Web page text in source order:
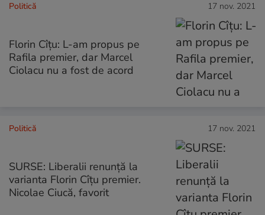
Politică 17 nov. 2021
Florin Cîțu: L-am propus pe
Rafila premier, dar Marcel
Ciolacu nu a fost de acord
Politică 17 nov. 2021
SURSE: Liberalii renunță la
varianta Florin Cîțu premier.
Nicolae Ciucă, favorit